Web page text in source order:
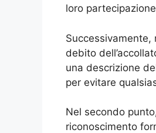
loro
Successivamente,
debito
una descrizione
per evitare
Nel secondo
riconoscimento